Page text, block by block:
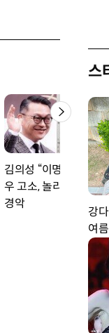
김의성 “이명박→주진
우 고소, 놀리려다…”
경악
스
강
여
‘잘